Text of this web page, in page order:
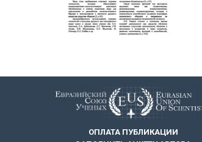
ОПЛАТА ПУБЛИКАЦИИ